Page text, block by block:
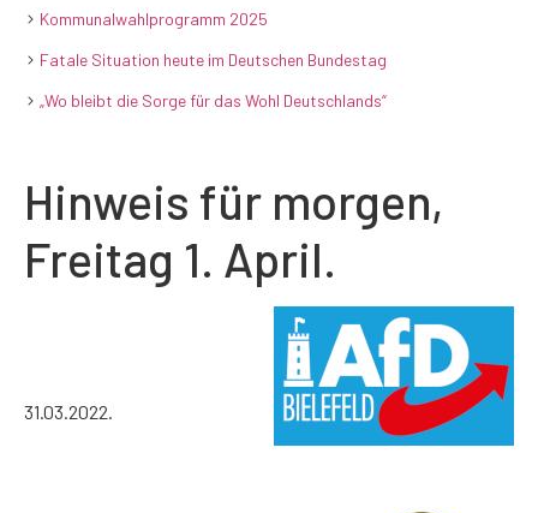
Kommunalwahlprogramm 2025
Fatale Situation heute im Deutschen Bundestag
„Wo bleibt die Sorge für das Wohl Deutschlands“
Hinweis für morgen,
Freitag 1. April.
31.03.2022.